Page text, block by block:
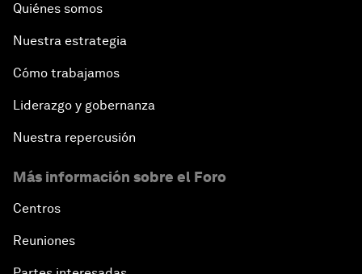
Quiénes somos
Nuestra estrategia
Cómo trabajamos
Liderazgo y gobernanza
Nuestra repercusión
Más información sobre el Foro
Centros
Reuniones